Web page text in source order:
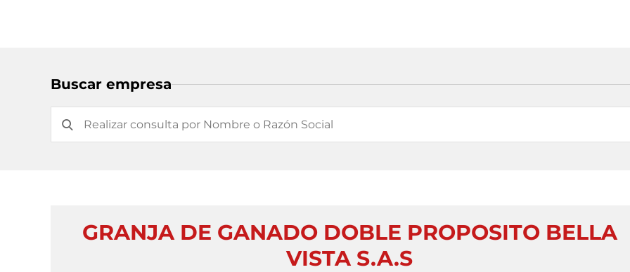
Buscar empresa
GRANJA DE GANADO DOBLE PROPOSITO BELLA
VISTA S.A.S